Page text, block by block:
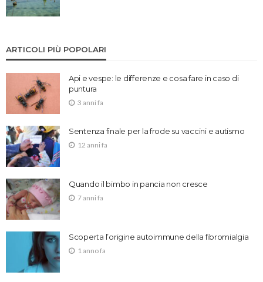
ARTICOLI PIÙ POPOLARI
Api e vespe: le differenze e cosa fare in caso di
puntura
3 anni fa
Sentenza finale per la frode su vaccini e autismo
12 anni fa
Quando il bimbo in pancia non cresce
7 anni fa
Scoperta l’origine autoimmune della fibromialgia
1 anno fa